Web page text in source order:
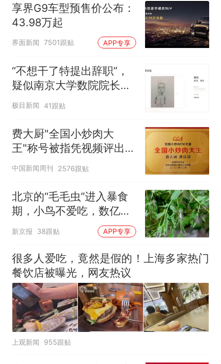
享界G9车型预售价公布：
43.98万起
界面新闻 7501跟贴 APP专享
“不想干了特提出辞职”，
疑似南京大学数院院长辞
职信流传，院方回应：喻
良教授已卸任院长一职，
不清楚辞职信来源；曾用
手绘图做头像
极目新闻 41跟贴
费大厨"全国小炒肉大
王"称号被指凭视频评出
官方回应
中国新闻周刊 2576跟贴
北京的“毛毛虫”进入暴食
期，小鸟不爱吃，数亿头
小蜂迎战
新京报 38跟贴 APP专享
很多人爱吃，竟然是假的！上海多家热门
餐饮店被曝光，网友热议
上观新闻 955跟贴